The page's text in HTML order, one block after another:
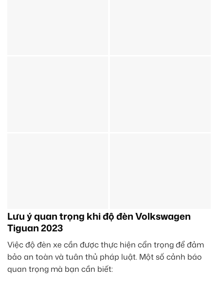
Lưu ý quan trọng khi độ đèn Volkswagen
Tiguan 2023
Việc độ đèn xe cần được thực hiện cẩn trọng để đảm
bảo an toàn và tuân thủ pháp luật. Một số cảnh báo
quan trọng mà bạn cần biết: